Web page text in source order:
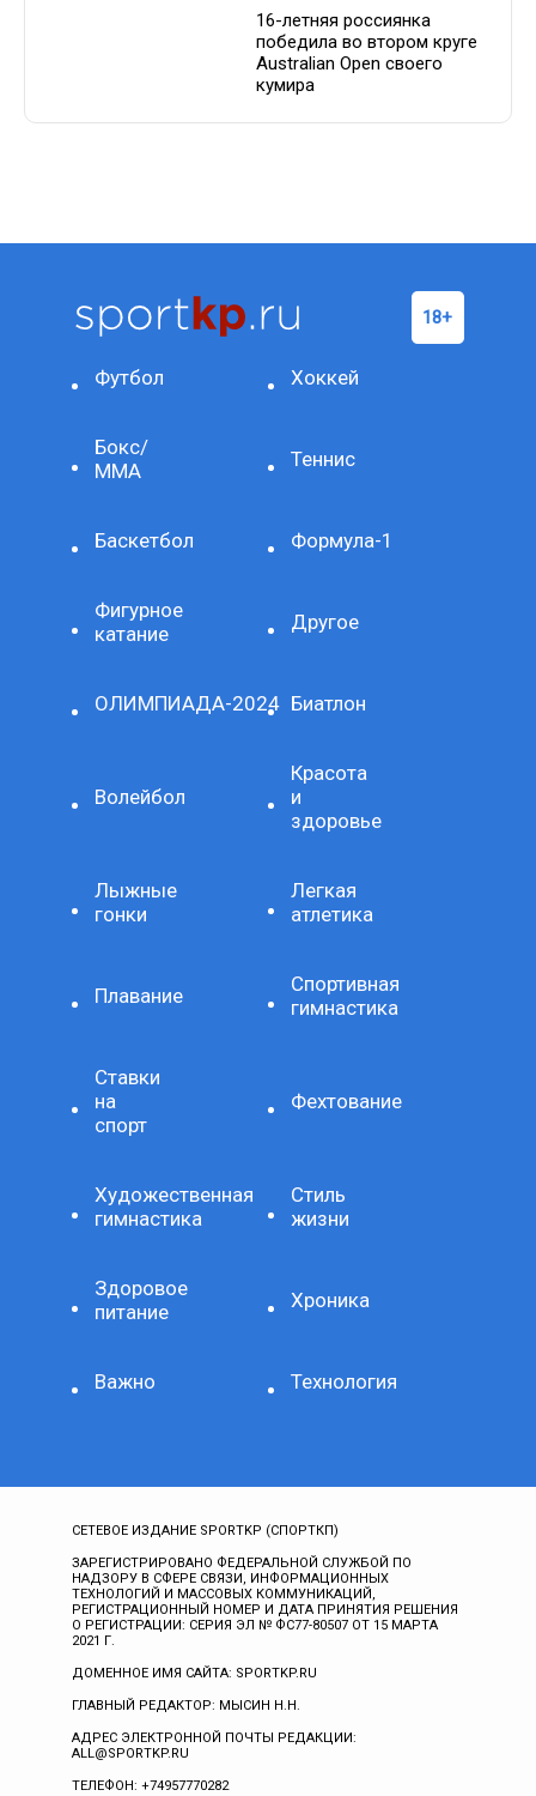
16-летняя россиянка
победила во втором круге
Australian Open своего
кумира
Футбол Хоккей
Бокс/
ММА
Теннис
Баскетбол Формула-1
Фигурное
катание
Другое
ОЛИМПИАДА-2024 Биатлон
Волейбол
Красота
и
здоровье
Лыжные
гонки
Легкая
атлетика
Плавание
Спортивная
гимнастика
Ставки
на
спорт
Фехтование
Художественная
гимнастика
Стиль
жизни
Здоровое
питание
Хроника
Важно Технология
СЕТЕВОЕ ИЗДАНИЕ SPORTKP (СПОРТКП)
ЗАРЕГИСТРИРОВАНО ФЕДЕРАЛЬНОЙ СЛУЖБОЙ ПО
НАДЗОРУ В СФЕРЕ СВЯЗИ, ИНФОРМАЦИОННЫХ
ТЕХНОЛОГИЙ И МАССОВЫХ КОММУНИКАЦИЙ,
РЕГИСТРАЦИОННЫЙ НОМЕР И ДАТА ПРИНЯТИЯ РЕШЕНИЯ
О РЕГИСТРАЦИИ: СЕРИЯ ЭЛ № ФС77-80507 ОТ 15 МАРТА
2021 Г.
ДОМЕННОЕ ИМЯ САЙТА: SPORTKP.RU
ГЛАВНЫЙ РЕДАКТОР: МЫСИН Н.Н.
АДРЕС ЭЛЕКТРОННОЙ ПОЧТЫ РЕДАКЦИИ:
ALL@SPORTKP.RU
ТЕЛЕФОН: +74957770282